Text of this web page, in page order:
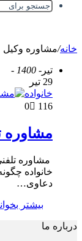
خانه/مشاوره وکیل
تیر - 1400 -
29 تیر
خانواده
0
116
مشاوره
مشاوره
خانواده
دعاوی…
بیشتر
درباره ما